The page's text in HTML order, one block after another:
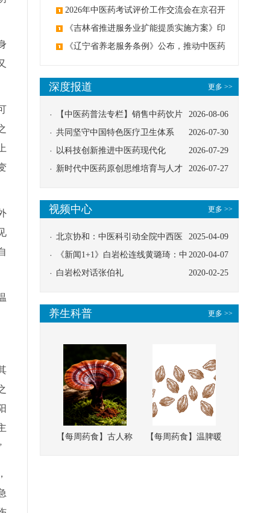
2026年中医药考试评价工作交流会在京召开
《吉林省推进服务业扩能提质实施方案》印
发：创建中医类国家医学中心
《辽宁省养老服务条例》公布，推动中医药
更多 >>
深度报道
2026-08-06
【中医药普法专栏】销售中药饮片
应告知煎服方法及注意事项
2026-07-30
共同坚守中国特色医疗卫生体系
2026-07-29
以科技创新推进中医药现代化
2026-07-27
新时代中医药原创思维培育与人才
更多 >>
视频中心
2025-04-09
北京协和：中医科引动全院中西医
协同
2020-04-07
《新闻1+1》白岩松连线黄璐琦：中
医救治的临床效果
2020-02-25
白岩松对话张伯礼
更多 >>
养生科普
【每周药食】古人称
【每周药食】温脾暖